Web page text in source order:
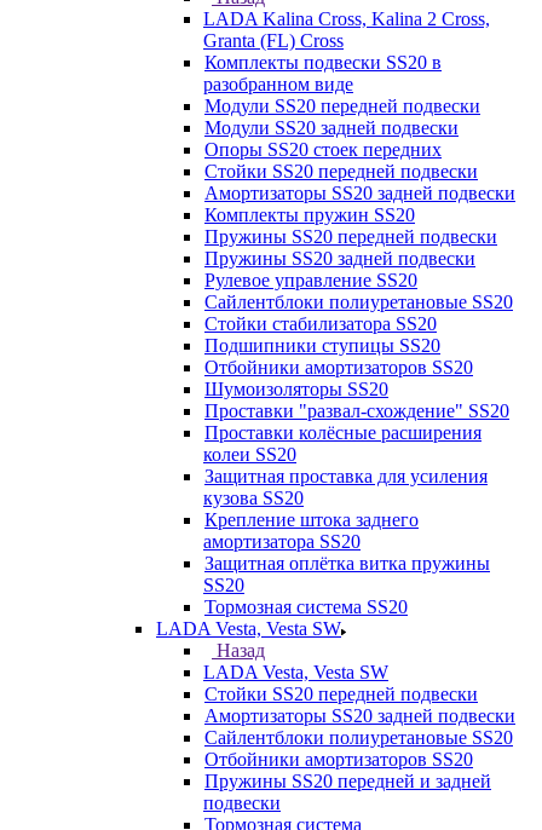
LADA Kalina Cross, Kalina 2 Cross,
Granta (FL) Cross
Комплекты подвески SS20 в
разобранном виде
Модули SS20 передней подвески
Модули SS20 задней подвески
Опоры SS20 стоек передних
Стойки SS20 передней подвески
Амортизаторы SS20 задней подвески
Комплекты пружин SS20
Пружины SS20 передней подвески
Пружины SS20 задней подвески
Рулевое управление SS20
Сайлентблоки полиуретановые SS20
Стойки стабилизатора SS20
Подшипники ступицы SS20
Отбойники амортизаторов SS20
Шумоизоляторы SS20
Проставки "развал-схождение" SS20
Проставки колёсные расширения
колеи SS20
Защитная проставка для усиления
кузова SS20
Крепление штока заднего
амортизатора SS20
Защитная оплётка витка пружины
SS20
Тормозная система SS20
LADA Vesta, Vesta SW
Назад
LADA Vesta, Vesta SW
Стойки SS20 передней подвески
Амортизаторы SS20 задней подвески
Сайлентблоки полиуретановые SS20
Отбойники амортизаторов SS20
Пружины SS20 передней и задней
подвески
Тормозная система